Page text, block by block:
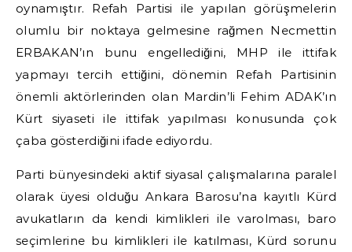
oynamıştır. Refah Partisi ile yapılan görüşmelerin
olumlu bir noktaya gelmesine rağmen Necmettin
ERBAKAN’ın bunu engellediğini, MHP ile ittifak
yapmayı tercih ettiğini, dönemin Refah Partisinin
önemli aktörlerinden olan Mardin’li Fehim ADAK’ın
Kürt siyaseti ile ittifak yapılması konusunda çok
çaba gösterdiğini ifade ediyordu.
Parti bünyesindeki aktif siyasal çalışmalarına paralel
olarak üyesi olduğu Ankara Barosu’na kayıtlı Kürd
avukatların da kendi kimlikleri ile varolması, baro
seçimlerine bu kimlikleri ile katılması, Kürd sorunu